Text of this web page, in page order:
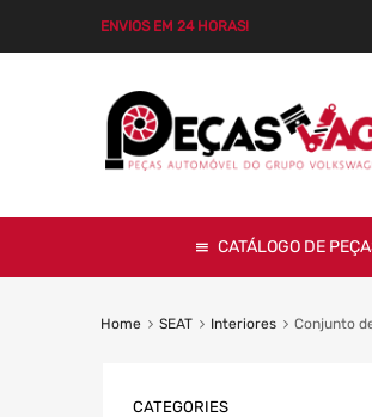
ENVIOS EM 24 HORAS!
CATÁLOGO DE
Home SEAT Interiores Conjunto
CATEGORIES